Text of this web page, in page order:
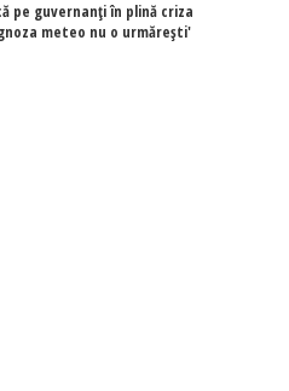
pe guvernanți în plină criza
meteo nu o urmărești'